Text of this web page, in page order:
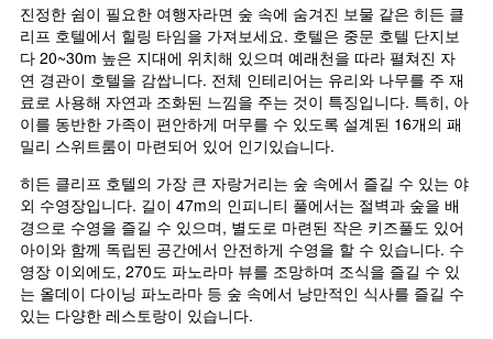
진정한 쉼이 필요한 여행자라면 숲 속에 숨겨진 보물 같은 히든 클
리프 호텔에서 힐링 타임을 가져보세요. 호텔은 중문 호텔 단지보
다 20~30m 높은 지대에 위치해 있으며 예래천을 따라 펼쳐진 자
연 경관이 호텔을 감쌉니다. 전체 인테리어는 유리와 나무를 주 재
료로 사용해 자연과 조화된 느낌을 주는 것이 특징입니다. 특히, 아
이를 동반한 가족이 편안하게 머무를 수 있도록 설계된 16개의 패
밀리 스위트룸이 마련되어 있어 인기있습니다.
히든 클리프 호텔의 가장 큰 자랑거리는 숲 속에서 즐길 수 있는 야
외 수영장입니다. 길이 47m의 인피니티 풀에서는 절벽과 숲을 배
경으로 수영을 즐길 수 있으며, 별도로 마련된 작은 키즈풀도 있어
아이와 함께 독립된 공간에서 안전하게 수영을 할 수 있습니다. 수
영장 이외에도, 270도 파노라마 뷰를 조망하며 조식을 즐길 수 있
는 올데이 다이닝 파노라마 등 숲 속에서 낭만적인 식사를 즐길 수
있는 다양한 레스토랑이 있습니다.